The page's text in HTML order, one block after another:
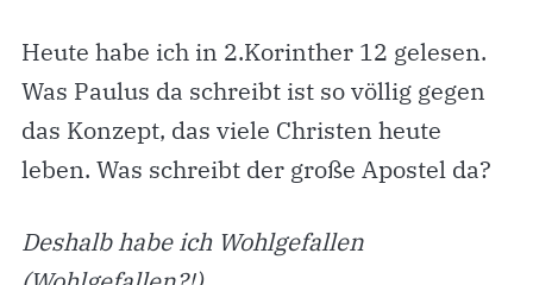
Heute habe ich in 2.Korinther 12 gelesen.
Was Paulus da schreibt ist so völlig gegen
das Konzept, das viele Christen heute
leben. Was schreibt der große Apostel da?
Deshalb habe ich Wohlgefallen